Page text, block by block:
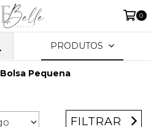
0
PRODUTOS
Bolsa Pequena
FILTRAR